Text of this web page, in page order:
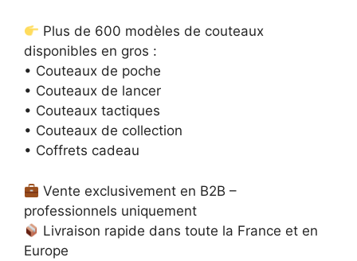
Plus de 600 modèles de couteaux
disponibles en gros :
• Couteaux de poche
• Couteaux de lancer
• Couteaux tactiques
• Couteaux de collection
• Coffrets cadeau
Vente exclusivement en B2B –
professionnels uniquement
Livraison rapide dans toute la France et en
Europe